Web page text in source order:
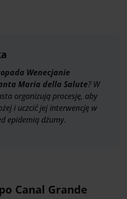
Wenecjanie
Maria della Salute? W
organizują procesję, aby
i uczcić jej interwencję w
epidemią dżumy.
Canal Grande